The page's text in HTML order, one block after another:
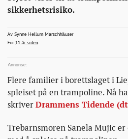
med-
hvis-
trampolinen-
sikkerhetsrisiko.
Av Synne Hellum Marschhäusershm@schibsted.no
2015-06-17T11:57:10+00:00
2015-06-17T11:57:10+00:00
2015-06-17T12:44:38+00:00
For 11 år siden.
Flere familier i borettslaget i
spleiset på en trampoline. Nå
skriverDrammens Tidende
Trebarnsmoren Sanela Mujic er